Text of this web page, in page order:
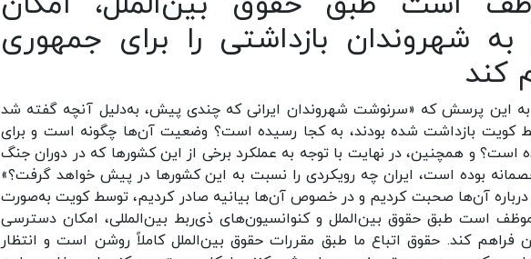
شهروندان بازداشتی را برای جمهوری
کند
به این پرسش که «سرنوشت شهروندان ایرانی که چندی پیش، به‌دلیل آنچه گفته شد
کویت بازداشت شده بودند، به کجا رسیده است؟ وضعیت آن‌ها چگونه است و برای
است؟ و همچنین، در نهایت با توجه به عملکرد برخی از این کشورها که در دوران جنگ
بوده است، ایران چه رویکردی را نسبت به این کشورها در پیش خواهد گرفت؟»
درباره آن‌ها صحبت کردیم و در خصوص آن‌ها بیانیه صادر کردیم، توسط کویت به‌صورت
است طبق حقوق بین‌الملل و کنوانسیون‌های ذی‌ربط بین‌المللی، امکان دسترسی
فراهم کند. حقوق اتباع ما طبق مقررات حقوق بین‌الملل کاملاً روشن است و انتظار